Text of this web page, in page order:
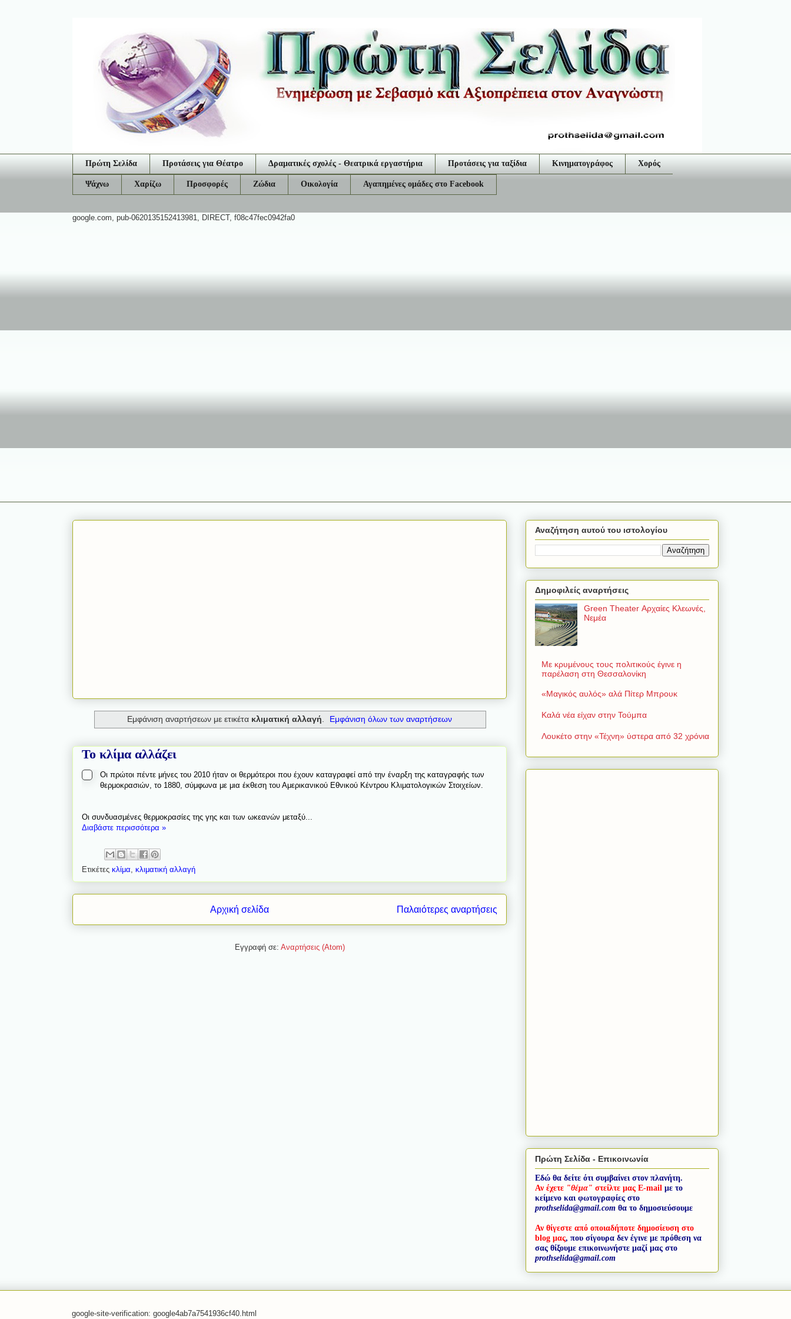
Πρώτη Σελίδα Προτάσεις για Θέατρο Δραματικές σχολές - Θεατρικά εργαστήρια Προτάσεις για ταξίδια Κινηματογράφος Χορός
Ψάχνω Χαρίζω Προσφορές Ζώδια Οικολογία Αγαπημένες ομάδες στο Facebook
google.com, pub-0620135152413981, DIRECT, f08c47fec0942fa0
Εμφάνιση αναρτήσεων με ετικέτα κλιματική αλλαγή Εμφάνιση όλων των αναρτήσεων
Το κλίμα αλλάζει
Οι πρώτοι πέντε μήνες του 2010 ήταν οι θερμότεροι που έχουν καταγραφεί από την έναρξη της καταγραφής των
θερμοκρασιών, το 1880, σύμφωνα με μια έκθεση του Αμερικανικού Εθνικού Κέντρου Κλιματολογικών Στοιχείων.
Οι συνδυασμένες θερμοκρασίες της γης και των ωκεανών μεταξύ...
Διαβάστε περισσότερα »
Ετικέτες κλίμα, κλιματική αλλαγή
Παλαιότερες αναρτήσεις
Αρχική σελίδα
Εγγραφή σε: Αναρτήσεις (Atom)
Αναζήτηση αυτού του ιστολογίου
Δημοφιλείς αναρτήσεις
Green Theater Αρχαίες Κλεωνές,
Νεμέα
Με κρυμένους τους πολιτικούς έγινε η
παρέλαση στη Θεσσαλονίκη
«Μαγικός αυλός» αλά Πίτερ Μπρουκ
Καλά νέα είχαν στην Τούμπα
Λουκέτο στην «Τέχνη» ύστερα από 32 χρόνια
Πρώτη Σελίδα - Επικοινωνία
Εδώ θα δείτε ότι συμβαίνει στον πλανήτη.
Αν έχετε "θέμα" στείλτε μας E-mail με το
κείμενο και φωτογραφίες στο
prothselida@gmail.com θα το δημοσιεύσουμε
Αν θίγεστε από οποιαδήποτε δημοσίευση στο
blog μας, που σίγουρα δεν έγινε με πρόθεση να
σας θίξουμε επικοινωνήστε μαζί μας στο
prothselida@gmail.com
google-site-verification: google4ab7a7541936cf40.html